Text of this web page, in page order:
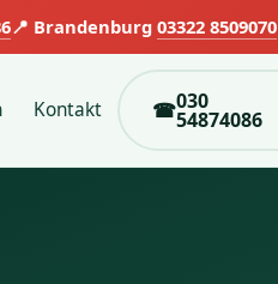
📍 Brandenburg 03322 8509070
Kontakt ☎030
54874086